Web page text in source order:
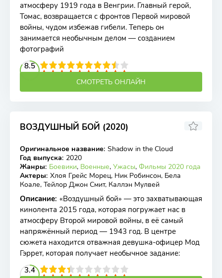
атмосферу 1919 года в Венгрии. Главный герой,
Томас, возвращается с фронтов Первой мировой
войны, чудом избежав гибели. Теперь он
занимается необычным делом — созданием
фотографий
8.5
4 5 6 7 8 9 10
СМОТРЕТЬ ОНЛАЙН
ВОЗДУШНЫЙ БОЙ (2020)
BDRip
5.23 5
Оригинальное название: Shadow in the Cloud
Год выпуска: 2020
Жанры: Боевики, Военные, Ужасы, Фильмы 2020 года
Актеры: Хлоя Грейс Морец, Ник Робинсон, Бела
Коале, Тейлор Джон Смит, Каллэн Мулвей
Описание: «Воздушный бой» — это захватывающая
кинолента 2015 года, которая погружает нас в
атмосферу Второй мировой войны, в её самый
напряжённый период — 1943 год. В центре
сюжета находится отважная девушка-офицер Мод
Гэррет, которая получает необычное задание:
3.4
4 5 6 7 8 9 10